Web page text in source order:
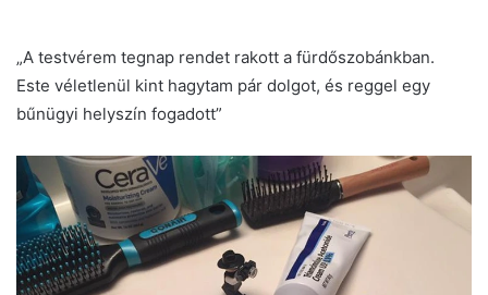
„A testvérem tegnap rendet rakott a fürdőszobánkban.
Este véletlenül kint hagytam pár dolgot, és reggel egy
bűnügyi helyszín fogadott”